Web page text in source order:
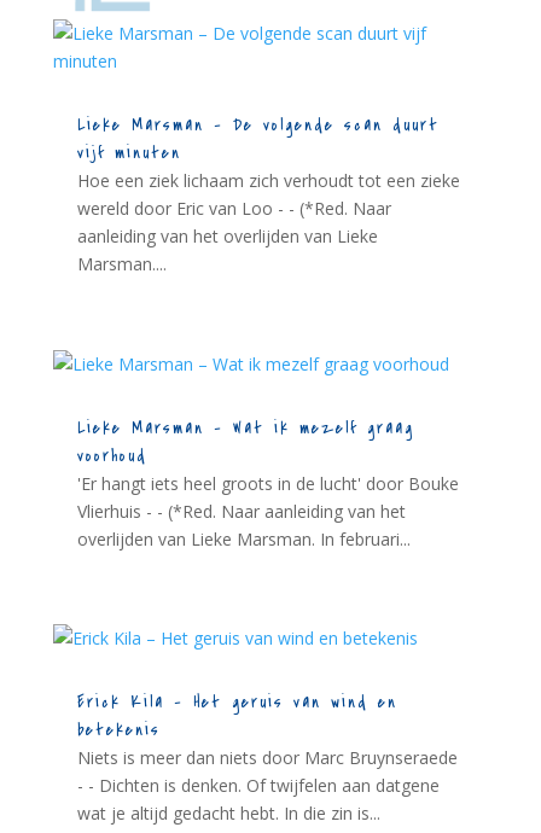
Lieke Marsman – De volgende scan duurt
vijf minuten
Hoe een ziek lichaam zich verhoudt tot een zieke
wereld door Eric van Loo - - (*Red. Naar
aanleiding van het overlijden van Lieke
Marsman....
Lieke Marsman – Wat ik mezelf graag
voorhoud
'Er hangt iets heel groots in de lucht' door Bouke
Vlierhuis - - (*Red. Naar aanleiding van het
overlijden van Lieke Marsman. In februari...
Erick Kila – Het geruis van wind en
betekenis
Niets is meer dan niets door Marc Bruynseraede
- - Dichten is denken. Of twijfelen aan datgene
wat je altijd gedacht hebt. In die zin is...